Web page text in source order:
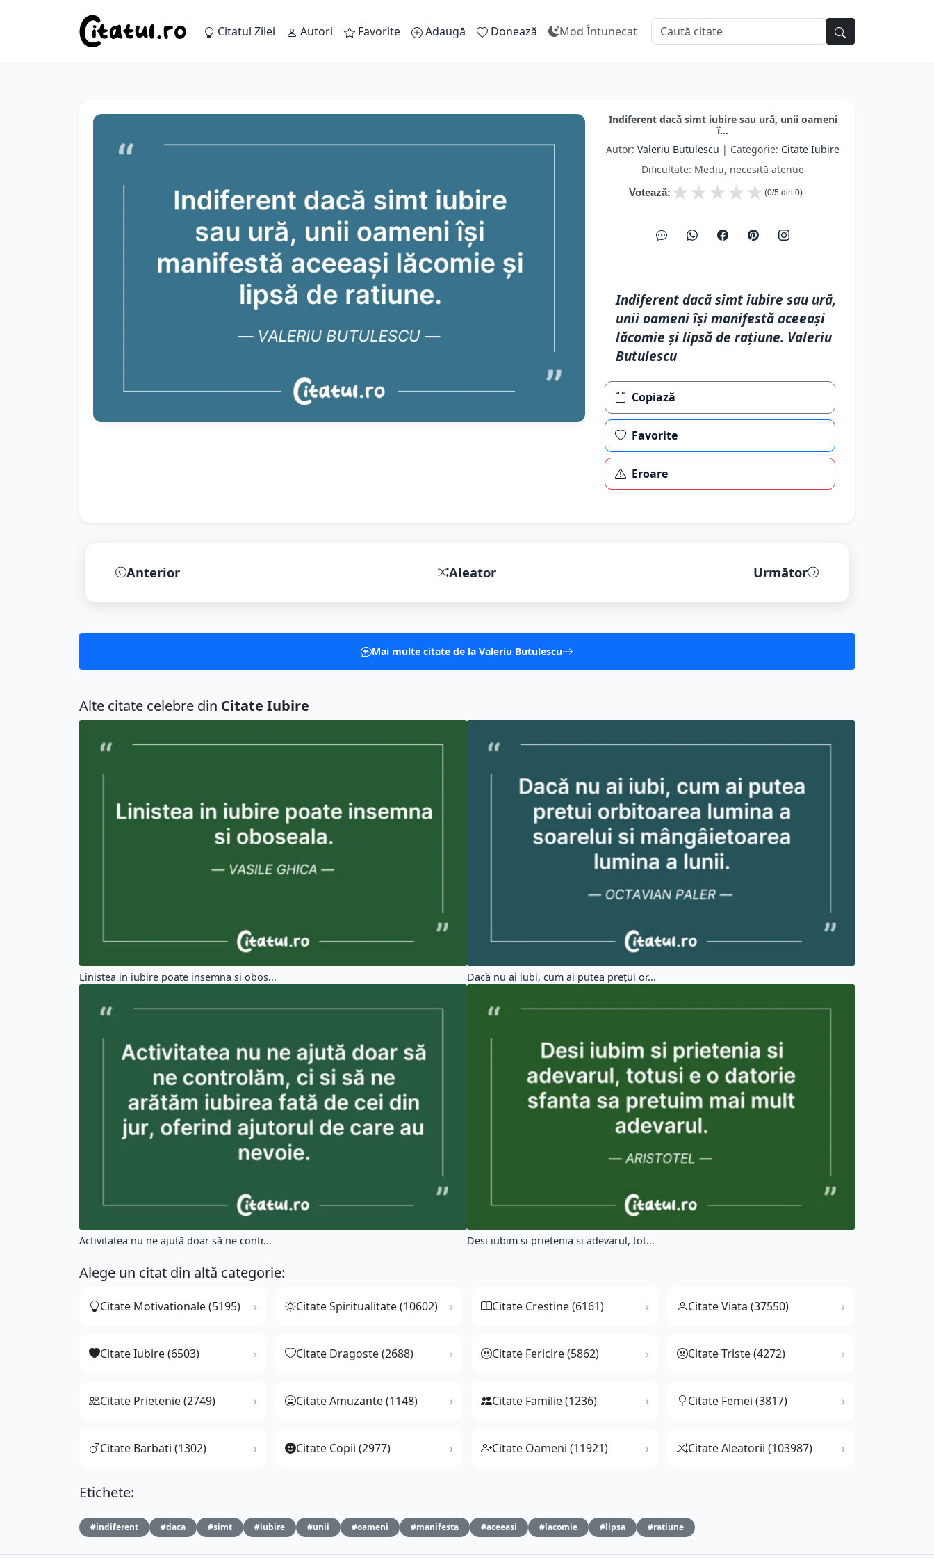
Citatul Zilei Autori Favorite Adaugă Donează Mod Întunecat
Indiferent dacă simt iubire sau ură, unii oameni
î...
Autor: Valeriu Butulescu | Categorie: Citate Iubire
Dificultate: Mediu, necesită atenție
Votează: ★
★
★
★
★ (0/5 din 0)
Indiferent dacă simt iubire sau ură,
unii oameni își manifestă aceeași
lăcomie și lipsă de rațiune. Valeriu
Butulescu
Copiază
Favorite
Eroare
Anterior Aleator Următor
Mai multe citate de la Valeriu Butulescu
Alte citate celebre din Citate Iubire
Linistea in iubire poate insemna si obos... Dacă nu ai iubi, cum ai putea prețui or...
Activitatea nu ne ajută doar să ne contr... Desi iubim si prietenia si adevarul, tot...
Alege un citat din altă categorie:
Citate Motivationale (5195) Citate Spiritualitate (10602) Citate Crestine (6161) Citate Viata (37550)
Citate Iubire (6503) Citate Dragoste (2688) Citate Fericire (5862) Citate Triste (4272)
Citate Prietenie (2749) Citate Amuzante (1148) Citate Familie (1236) Citate Femei (3817)
Citate Barbati (1302) Citate Copii (2977) Citate Oameni (11921) Citate Aleatorii (103987)
Etichete:
#indiferent #daca #simt #iubire #unii #oameni #manifesta #aceeasi #lacomie #lipsa #ratiune